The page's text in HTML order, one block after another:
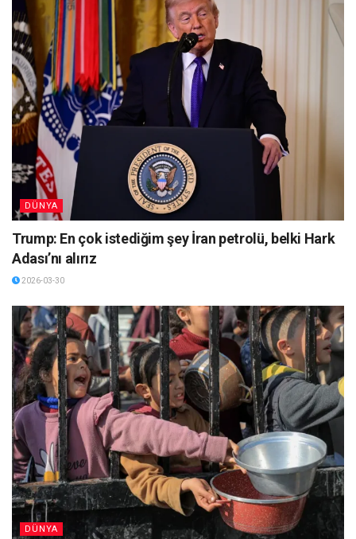
DÜNYA
Trump: En çok istediğim şey İran petrolü, belki Hark
Adası’nı alırız
2026-03-30
DÜNYA